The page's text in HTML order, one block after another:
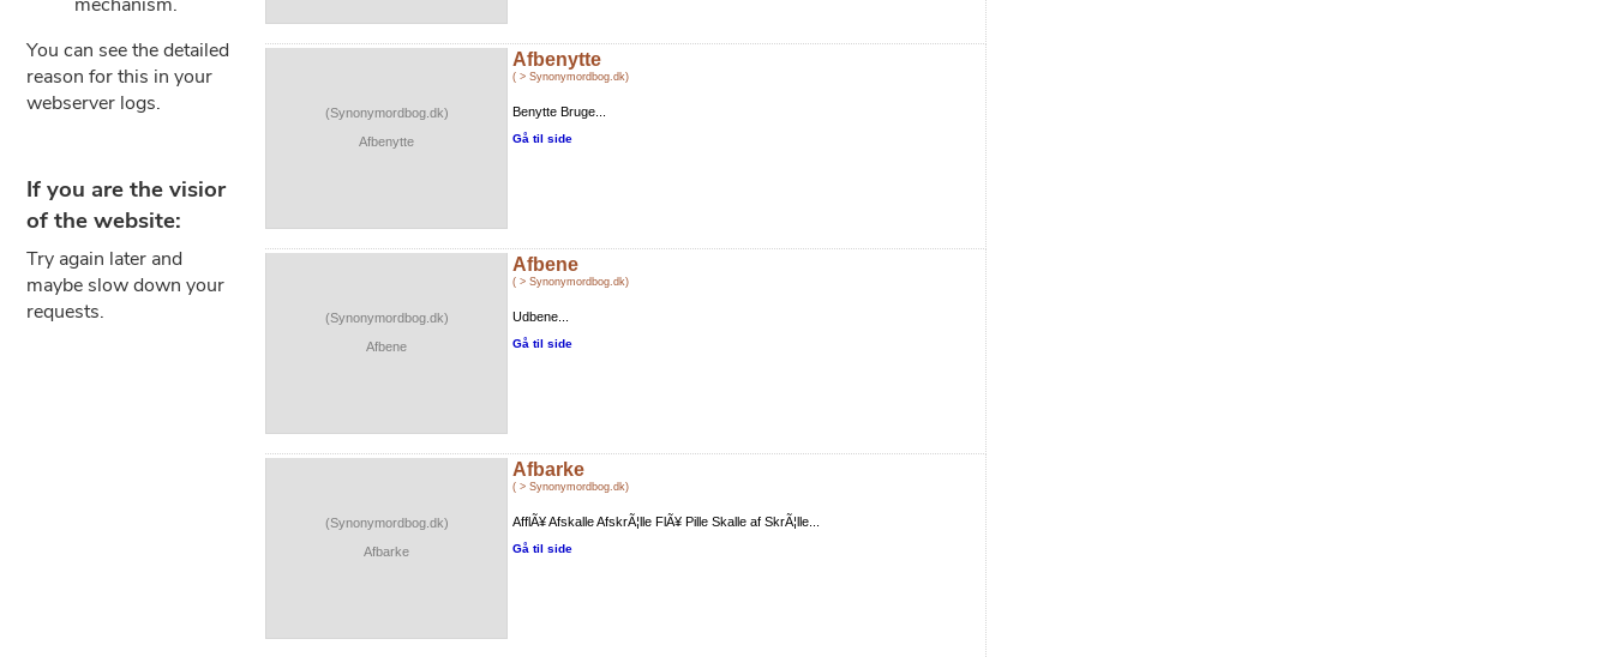
(Synonymordbog.dk)
Afbenytte
Afbenytte
( > Synonymordbog.dk)
Benytte Bruge...
Gå til side
(Synonymordbog.dk)
Afbene
Afbene
( > Synonymordbog.dk)
Udbene...
Gå til side
(Synonymordbog.dk)
Afbarke
Afbarke
( > Synonymordbog.dk)
AfflÃ¥ Afskalle AfskrÃ¦lle FlÃ¥ Pille Skalle af SkrÃ¦lle...
Gå til side